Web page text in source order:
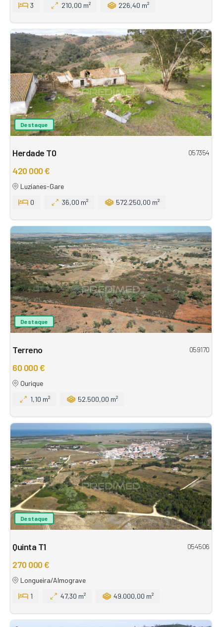
3
210,00 m² 226,40 m²
Destaque
Herdade T0 057354
420 000 €
Luzianes-Gare
0
36,00 m² 572.250,00 m²
Destaque
Terreno 059170
60 000 €
Ourique
1,10 m²
52.500,00 m²
Destaque
Quinta T1 054506
270 000 €
Longueira/Almograve
1
47,30 m² 49.000,00 m²